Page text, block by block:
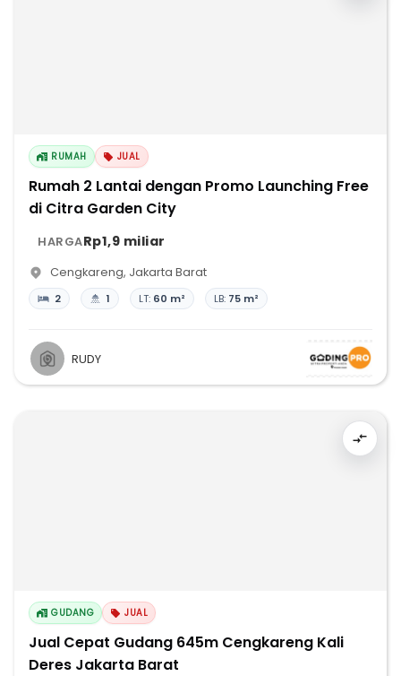
RUMAH JUAL
Rumah 2 Lantai dengan Promo Launching Free
di Citra Garden City
HARGARp1,9 miliar
Cengkareng, Jakarta Barat
2 1 LT: 60 m² LB: 75 m²
RUDY
GUDANG JUAL
Jual Cepat Gudang 645m Cengkareng Kali
Deres Jakarta Barat